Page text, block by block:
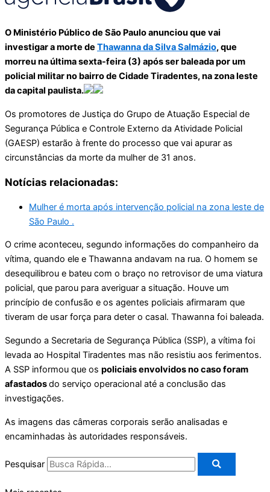
O Ministério Público de São Paulo anunciou que vai
investigar a morte de Thawanna da Silva Salmázio, que
morreu na última sexta-feira (3) após ser baleada por um
policial militar no bairro de Cidade Tiradentes, na zona leste
da capital paulista.
Os promotores de Justiça do Grupo de Atuação Especial de
Segurança Pública e Controle Externo da Atividade Policial
(GAESP) estarão à frente do processo que vai apurar as
circunstâncias da morte da mulher de 31 anos.
Notícias relacionadas:
Mulher é morta após intervenção policial na zona leste de
São Paulo .
O crime aconteceu, segundo informações do companheiro da
vítima, quando ele e Thawanna andavam na rua. O homem se
desequilibrou e bateu com o braço no retrovisor de uma viatura
policial, que parou para averiguar a situação. Houve um
princípio de confusão e os agentes policiais afirmaram que
tiveram de usar força para deter o casal. Thawanna foi baleada.
Segundo a Secretaria de Segurança Pública (SSP), a vítima foi
levada ao Hospital Tiradentes mas não resistiu aos ferimentos.
A SSP informou que os policiais envolvidos no caso foram
afastadosdo serviço operacional até a conclusão das
investigações.
As imagens das câmeras corporais serão analisadas e
encaminhadas às autoridades responsáveis.
Pesquisar